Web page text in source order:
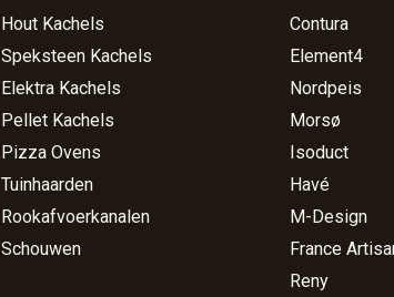
Hout Kachels
Speksteen Kachels
Elektra Kachels
Pellet Kachels
Pizza Ovens
Tuinhaarden
Rookafvoerkanalen
Schouwen
Contura
Element4
Nordpeis
Morsø
Isoduct
Havé
M-Design
France
Reny